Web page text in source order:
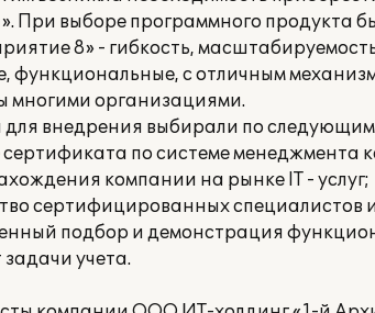
При выборе программного продукта
8» - гибкость,
функциональные, с отличным
многими организациями.
внедрения выбирали по
сертификата по системе менеджмента
компании на рынке IT - услуг;
сертифицированных специалистов
подбор и демонстрация
задачи учета.